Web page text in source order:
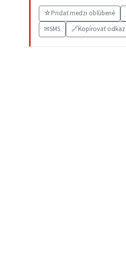
☆Pridať medzi obľúbené
✉SMS 🔗Kopírovať odkaz